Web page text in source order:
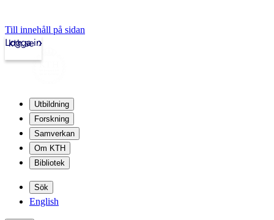
Till innehåll på sidan
kth.se
Logga in
Utbildning
Forskning
Samverkan
Om KTH
Bibliotek
Sök
English